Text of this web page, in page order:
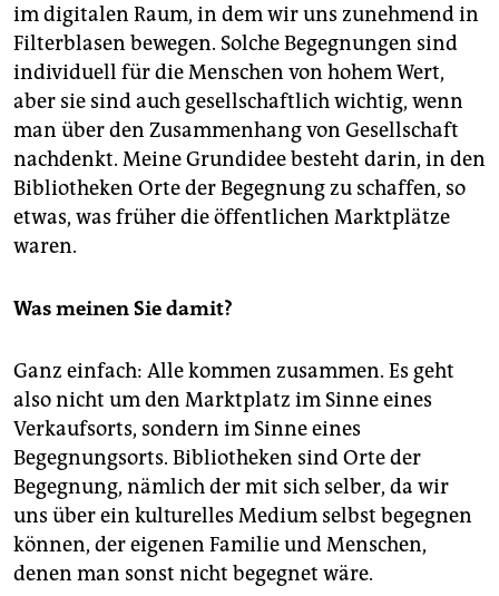
im digitalen Raum, in dem wir uns zunehmend in
Filterblasen bewegen. Solche Begegnungen sind
individuell für die Menschen von hohem Wert,
aber sie sind auch gesellschaftlich wichtig, wenn
man über den Zusammenhang von Gesellschaft
nachdenkt. Meine Grundidee besteht darin, in den
Bibliotheken Orte der Begegnung zu schaffen, so
etwas, was früher die öffentlichen Marktplätze
waren.
Was meinen Sie damit?
Ganz einfach: Alle kommen zusammen. Es geht
also nicht um den Marktplatz im Sinne eines
Verkaufsorts, sondern im Sinne eines
Begegnungsorts. Bibliotheken sind Orte der
Begegnung, nämlich der mit sich selber, da wir
uns über ein kulturelles Medium selbst begegnen
können, der eigenen Familie und Menschen,
denen man sonst nicht begegnet wäre.